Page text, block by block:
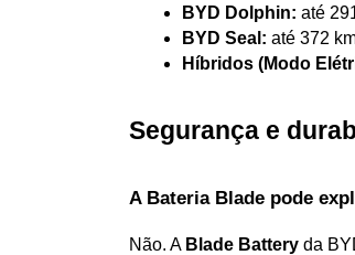
BYD Dolphin: até
BYD Seal: até 372
Híbridos (Modo
Segurança e
A Bateria Blade pode
Não. A Blade Battery da